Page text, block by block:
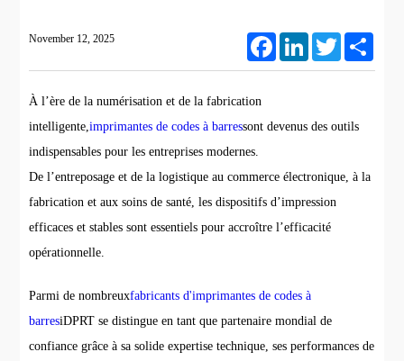
November 12, 2025 FacebookLinkedIn Twitter
À l’ère de la numérisation et de la fabrication
intelligente,imprimantes de codes à barressont devenus des outils
indispensables pour les entreprises modernes.
De l’entreposage et de la logistique au commerce électronique, à la
fabrication et aux soins de santé, les dispositifs d’impression
efficaces et stables sont essentiels pour accroître l’efficacité
opérationnelle.
Parmi de nombreuxfabricants d'imprimantes de codes à
barresiDPRT se distingue en tant que partenaire mondial de
confiance grâce à sa solide expertise technique, ses performances de